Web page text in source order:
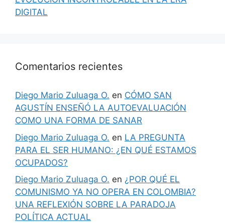
DIGITAL
Comentarios recientes
Diego Mario Zuluaga O. en CÓMO SAN
AGUSTÍN ENSEÑÓ LA AUTOEVALUACIÓN
COMO UNA FORMA DE SANAR
Diego Mario Zuluaga O. en LA PREGUNTA
PARA EL SER HUMANO: ¿EN QUÉ ESTAMOS
OCUPADOS?
Diego Mario Zuluaga O. en ¿POR QUÉ EL
COMUNISMO YA NO OPERA EN COLOMBIA?
UNA REFLEXIÓN SOBRE LA PARADOJA
POLÍTICA ACTUAL